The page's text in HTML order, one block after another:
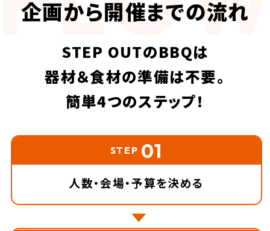
企画から開催までの流れ
STEP OUTのBBQは
器材＆食材の準備は不要。
簡単4つのステップ！
STEP 01
人数・会場・予算を決める